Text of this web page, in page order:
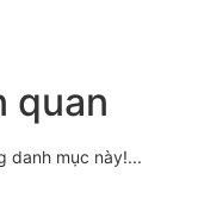
quan
danh mục này!...